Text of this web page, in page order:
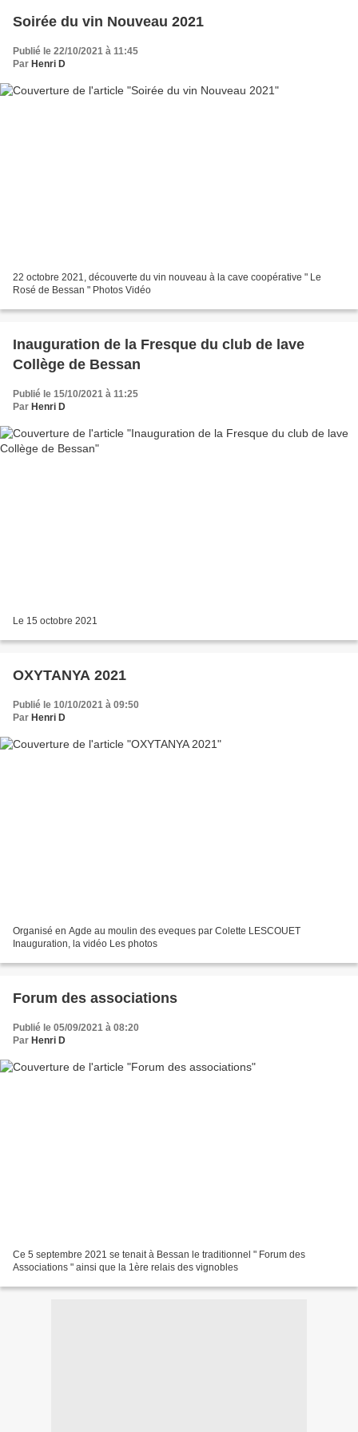
Soirée du vin Nouveau 2021
Publié le 22/10/2021 à 11:45
Par Henri D
22 octobre 2021, découverte du vin nouveau à la cave coopérative " Le
Rosé de Bessan " Photos Vidéo
Inauguration de la Fresque du club de lave
Collège de Bessan
Publié le 15/10/2021 à 11:25
Par Henri D
Le 15 octobre 2021
OXYTANYA 2021
Publié le 10/10/2021 à 09:50
Par Henri D
Organisé en Agde au moulin des eveques par Colette LESCOUET
Inauguration, la vidéo Les photos
Forum des associations
Publié le 05/09/2021 à 08:20
Par Henri D
Ce 5 septembre 2021 se tenait à Bessan le traditionnel " Forum des
Associations " ainsi que la 1ère relais des vignobles